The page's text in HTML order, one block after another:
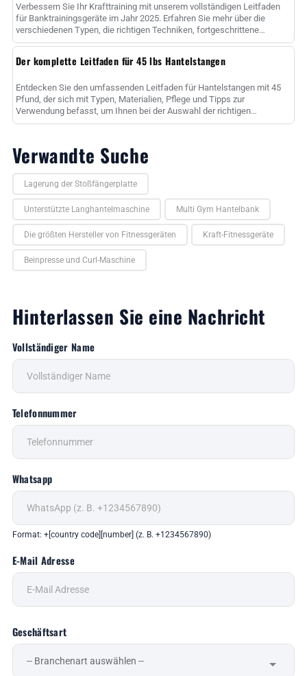
Verbessern Sie Ihr Krafttraining mit unserem vollständigen Leitfaden
für Banktrainingsgeräte im Jahr 2025. Erfahren Sie mehr über die
verschiedenen Typen, die richtigen Techniken, fortgeschrittene
Methoden und ......
Der komplette Leitfaden für 45 lbs Hantelstangen
Entdecken Sie den umfassenden Leitfaden für Hantelstangen mit 45
Pfund, der sich mit Typen, Materialien, Pflege und Tipps zur
Verwendung befasst, um Ihnen bei der Auswahl der richtigen
Hantelstange zur Maximierung......
Verwandte Suche
Lagerung der Stoßfängerplatte
Unterstützte Langhantelmaschine Multi Gym Hantelbank
Die größten Hersteller von Fitnessgeräten Kraft-Fitnessgeräte
Beinpresse und Curl-Maschine
Hinterlassen Sie eine Nachricht
Vollständiger Name
Telefonnummer
Whatsapp
Format: +[country code][number] (z. B. +1234567890)
E-Mail Adresse
Geschäftsart